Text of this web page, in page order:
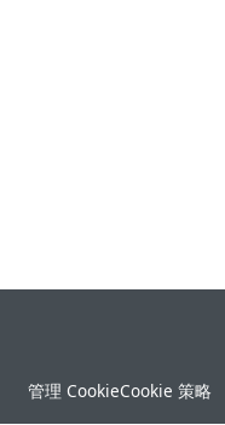
管理 CookieCookie 策略